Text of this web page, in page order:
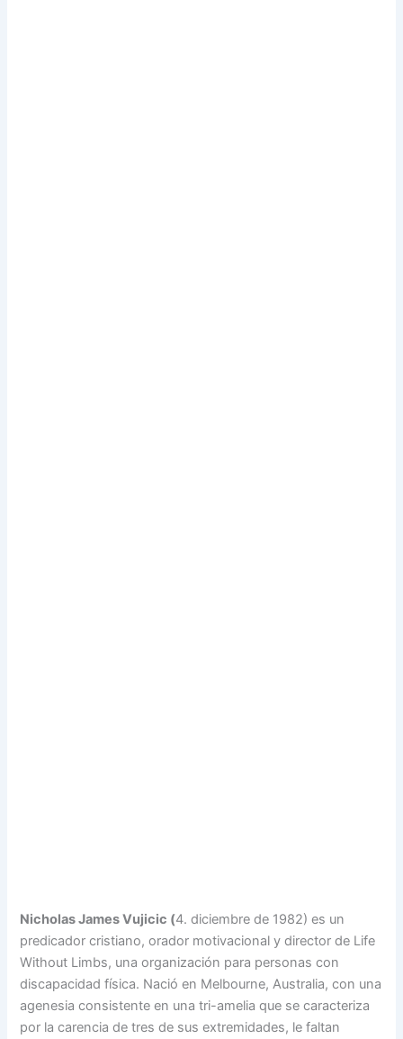
Nicholas James Vujicic (4. diciembre de 1982) es un
predicador cristiano, orador motivacional y director de Life
Without Limbs, una organización para personas con
discapacidad física. Nació en Melbourne, Australia, con una
agenesia consistente en una tri-amelia que se caracteriza
por la carencia de tres de sus extremidades, le faltan